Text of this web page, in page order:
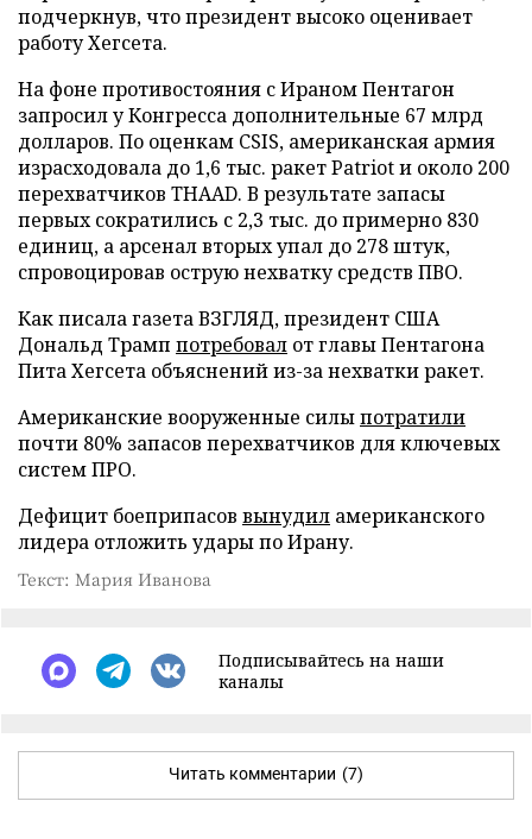
подчеркнув, что президент высоко оценивает
работу Хегсета.
На фоне противостояния с Ираном Пентагон
запросил у Конгресса дополнительные 67 млрд
долларов. По оценкам CSIS, американская армия
израсходовала до 1,6 тыс. ракет Patriot и около 200
перехватчиков THAAD. В результате запасы
первых сократились с 2,3 тыс. до примерно 830
единиц, а арсенал вторых упал до 278 штук,
спровоцировав острую нехватку средств ПВО.
Как писала газета ВЗГЛЯД, президент США
Дональд Трамп потребовал от главы Пентагона
Пита Хегсета объяснений из-за нехватки ракет.
Американские вооруженные силыпотратили
почти 80% запасов перехватчиков для ключевых
систем ПРО.
Дефицит боеприпасов вынудил американского
лидера отложить удары по Ирану.
Текст: Мария Иванова
Подписывайтесь на наши
каналы
Читать комментарии (7)